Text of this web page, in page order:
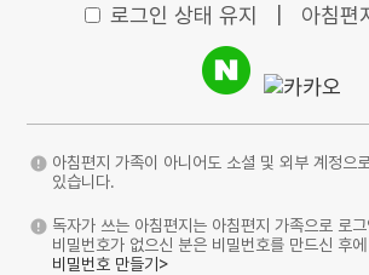
로그인 상태 유지 아침편
아침편지 가족이 아니어도 소셜 및 외부 계정으
있습니다.
독자가 쓰는 아침편지는 아침편지 가족으로 로
비밀번호가 없으신 분은 비밀번호를 만드신 후
비밀번호 만들기>